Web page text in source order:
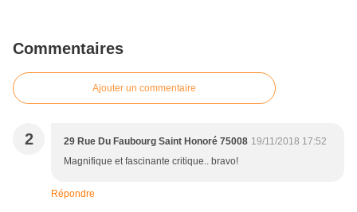
Commentaires
Ajouter un commentaire
2 29 Rue Du Faubourg Saint Honoré 75008 19/11/2018 17:52
Magnifique et fascinante critique.. bravo!
Répondre